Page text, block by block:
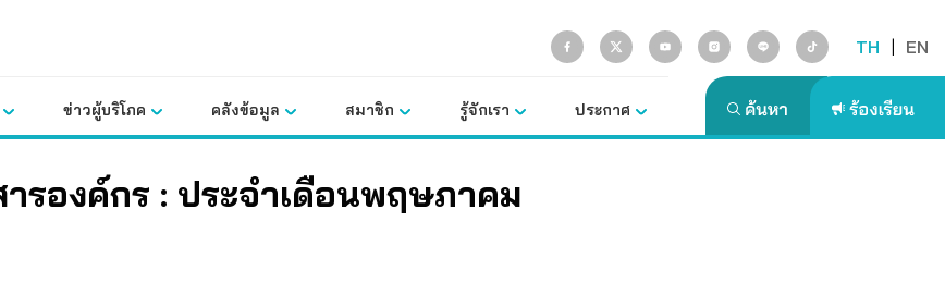
TH | EN
ข่าวผู้บริโภค คลังข้อมูล สมาชิก รู้จักเรา ประกาศ
รองค์กร : ประจำเดือนพฤษภาคม